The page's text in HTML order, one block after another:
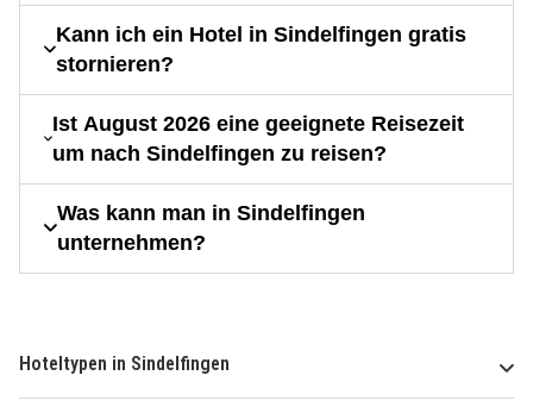
Kann ich ein Hotel in Sindelfingen gratis
stornieren?
Ist August 2026 eine geeignete Reisezeit
um nach Sindelfingen zu reisen?
Was kann man in Sindelfingen
unternehmen?
Hoteltypen in Sindelfingen